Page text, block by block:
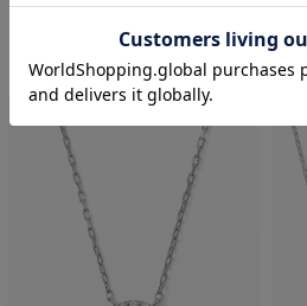
star®” カード＞
¥129,800税込